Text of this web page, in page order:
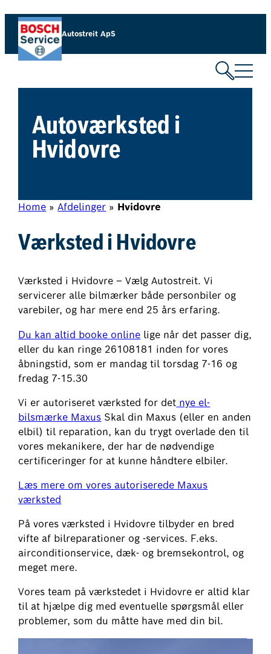
Spring
indhold
Autostreit ApS
Autoværksted i
Hvidovre
Home »Afdelinger » Hvidovre
Værksted i Hvidovre
Værksted i Hvidovre – Vælg Autostreit. Vi
servicerer alle bilmærker både personbiler og
varebiler, og har mere end 25 års erfaring.
Du kan altid booke online lige når det passer dig,
eller du kan ringe 26108181 inden for vores
åbningstid, som er mandag til torsdag 7-16 og
fredag 7-15.30
Vi er autoriseret værksted for det nye el-
bilsmærke Maxus Skal din Maxus (eller en anden
elbil) til reparation, kan du trygt overlade den til
vores mekanikere, der har de nødvendige
certificeringer for at kunne håndtere elbiler.
Læs mere om vores autoriserede Maxus
værksted
På vores værksted i Hvidovre tilbyder en bred
vifte af bilreparationer og -services. F.eks.
airconditionservice, dæk- og bremsekontrol, og
meget mere.
Vores team på værkstedet i Hvidovre er altid klar
til at hjælpe dig med eventuelle spørgsmål eller
problemer, som du måtte have med din bil.